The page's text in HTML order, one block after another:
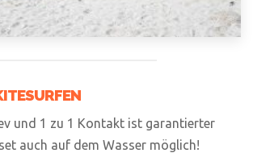
und 1 zu 1 Kontakt ist garantierter
auch auf dem Wasser möglich!